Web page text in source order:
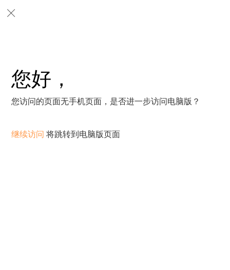
您好，
您访问的页面无手机页面，是否进一步访问电脑版？
继续访问 将跳转到电脑版页面